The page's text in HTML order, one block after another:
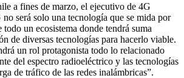
a fines de marzo, el ejecutivo de 4G
será solo una tecnología que se mida por
un ecosistema donde tendrá suma
de diversas tecnologías para hacerlo viable.
un rol protagonista todo lo relacionado
del espectro radioeléctrico y las tecnologías
de tráfico de las redes inalámbricas”.